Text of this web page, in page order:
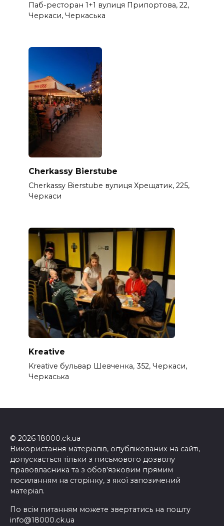
Паб-ресторан 1+1 вулиця Припортова, 22,
Черкаси, Черкаська
Cherkassy Bierstube
Cherkassy Bierstube вулиця Хрещатик, 225,
Черкаси
Kreative
Kreative бульвар Шевченка, 352, Черкаси,
Черкаська
© 2026 18000.ck.ua
Використання матеріалів, опублікованих на сайті,
допускається тільки з письмового дозволу
правовласника та з обов'язковим прямим
посиланням на сторінку, з якої запозичений
матеріал.
По всім питанням можете звертатись на пошту
info@18000.ck.ua